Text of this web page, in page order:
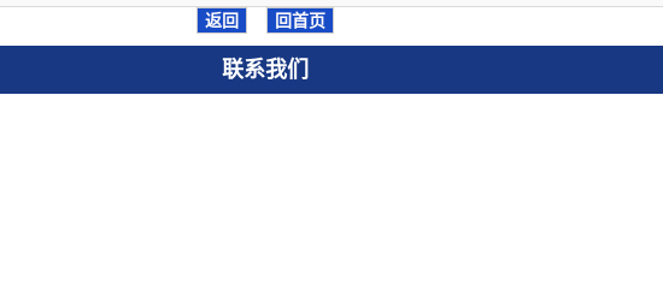
返回 回首页
联系我们